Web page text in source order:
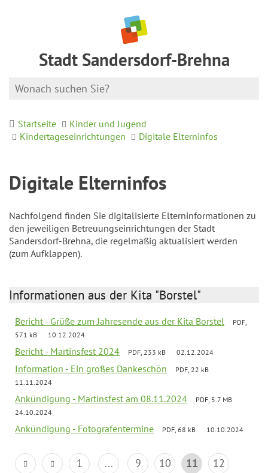
Stadt Sandersdorf-Brehna
Startseite
Kinder und Jugend
Kindertageseinrichtungen
Digitale Elterninfos
Digitale Elterninfos
Nachfolgend finden Sie digitalisierte Elterninformationen zu
den jeweiligen Betreuungseinrichtungen der Stadt
Sandersdorf-Brehna, die regelmäßig aktualisiert werden
(zum Aufklappen).
Informationen aus der Kita "Borstel"
Bericht - Grüße zum Jahresende aus der Kita Borstel
PDF,
571 kB
10.12.2024
Bericht - Martinsfest 2024 PDF, 233 kB 02.12.2024
Information - Ein großes Dankeschön
PDF, 22 kB
11.11.2024
Ankündigung - Martinsfest am 08.11.2024
PDF, 5.7 MB
24.10.2024
Ankündigung - Fotografentermine PDF, 68 kB 10.10.2024
1 ... 9 10 11
12